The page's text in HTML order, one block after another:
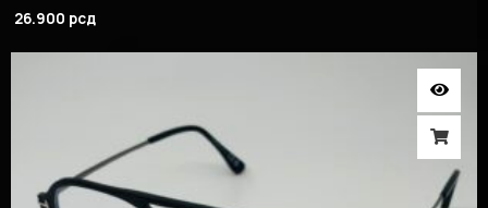
26.900 рсд